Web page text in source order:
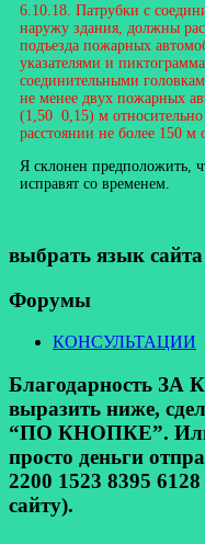
6.10.18. Патрубки с
наружу здания, должны
подъезда пожарных
указателями и
соединительными
не менее двух пожарных
(1,50 0,15) м
расстоянии не более 150 м
Я склонен предположить,
исправят со временем.
выбрать язык сайта
Форумы
КОНСУЛЬТАЦИИ
Благодарность
выразить ниже,
“ПО КНОПКЕ”. Или
просто деньги
2200 1523 8395
сайту).